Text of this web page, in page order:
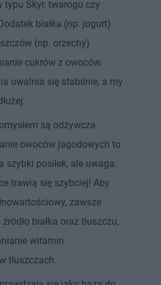
typu Skyr, twarogu czy
białka (np. jogurt)
(np. orzechy)
cukrów z owoców.
uwalnia się stabilnie, a my
są odżywcze
owoców jagodowych to
szybki posiłek, ale uwaga:
trawią się szybciej! Aby
zawsze
białka oraz tłuszczu,
witamin
tłuszczach.